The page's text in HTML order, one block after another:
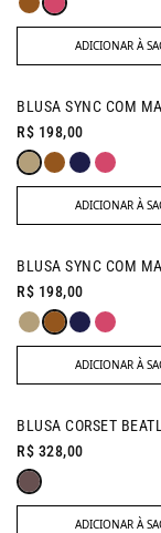
ADICIONAR À
NEW IN
R$ 198,00
ADICIONAR À
NEW IN
R$ 198,00
ADICIONAR À
NEW IN
R$ 328,00
ADICIONAR À